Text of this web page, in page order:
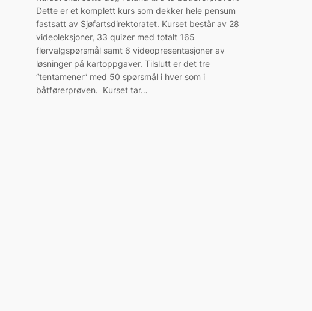
Dette er et komplett kurs som dekker hele pensum
fastsatt av Sjøfartsdirektoratet. Kurset består av 28
videoleksjoner, 33 quizer med totalt 165
flervalgspørsmål samt 6 videopresentasjoner av
løsninger på kartoppgaver. Tilslutt er det tre
“tentamener” med 50 spørsmål i hver som i
båtførerprøven. Kurset tar…